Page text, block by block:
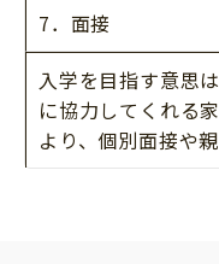
7．面接
入学を目指す意思
に協力してくれる
より、個別面接や